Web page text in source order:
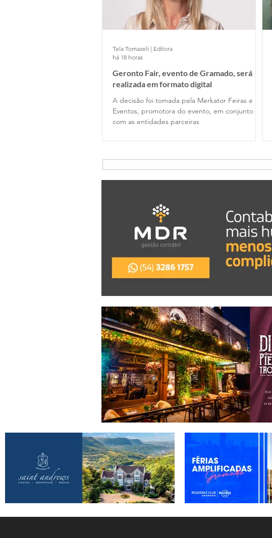
Geronto Fair, evento de Gramado, será
realizada em formato digital
A decisão foi tomada pela Merkator Feiras e
Eventos, promotora do evento, em conjunto
com as entidades parceiras
Tela Tomazeli | Editora
há 18 horas